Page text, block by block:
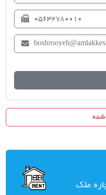
05632780010
شده